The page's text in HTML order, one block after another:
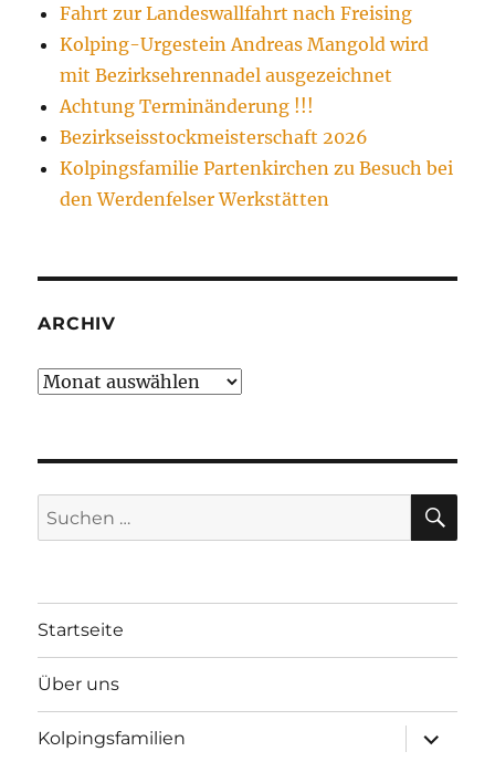
Fahrt zur Landeswallfahrt nach Freising
Kolping-Urgestein Andreas Mangold wird
mit Bezirksehrennadel ausgezeichnet
Achtung Terminänderung !!!
Bezirkseisstockmeisterschaft 2026
Kolpingsfamilie Partenkirchen zu Besuch bei
den Werdenfelser Werkstätten
ARCHIV
Archiv
Suchen
nach:
Startseite
Über uns
Kolpingsfamilien
öffnen